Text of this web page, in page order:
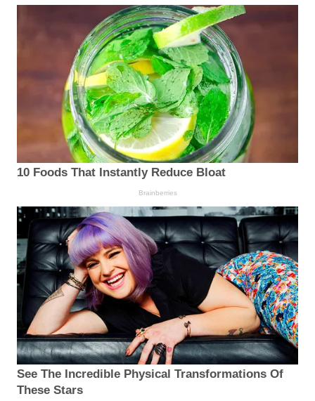
10 Foods That Instantly Reduce Bloat
Brainberries
See The Incredible Physical Transformations Of
These Stars